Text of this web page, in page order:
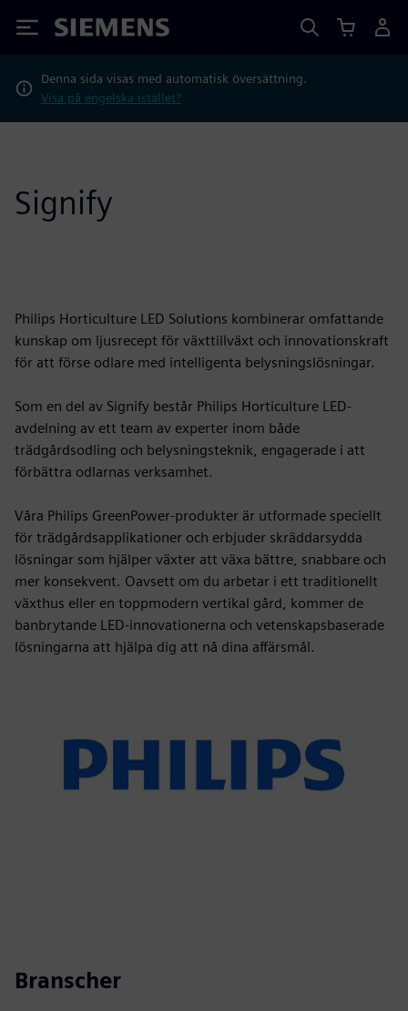
Siemens
Denna sida visas med automatisk översättning.
Visa på engelska istället?
Signify
Philips Horticulture LED Solutions kombinerar omfattande
kunskap om ljusrecept för växttillväxt och innovationskraft
för att förse odlare med intelligenta belysningslösningar.
Som en del av Signify består Philips Horticulture LED-
avdelning av ett team av experter inom både
trädgårdsodling och belysningsteknik, engagerade i att
förbättra odlarnas verksamhet.
Våra Philips GreenPower-produkter är utformade speciellt
för trädgårdsapplikationer och erbjuder skräddarsydda
lösningar som hjälper växter att växa bättre, snabbare och
mer konsekvent. Oavsett om du arbetar i ett traditionellt
växthus eller en toppmodern vertikal gård, kommer de
banbrytande LED-innovationerna och vetenskapsbaserade
lösningarna att hjälpa dig att nå dina affärsmål.
Branscher